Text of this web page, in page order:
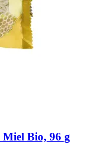
Miel Bio, 96 g